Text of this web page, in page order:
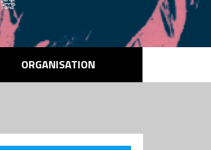
ORGANISATION